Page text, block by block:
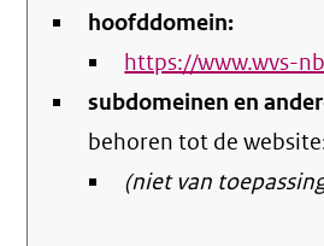
hoofddomein:
https://www.wvs-
subdomeinen en
behoren tot de
(niet van